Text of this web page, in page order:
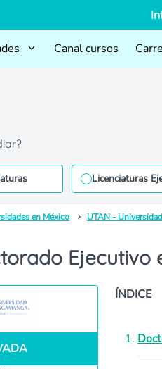
Canal cursos
Licenciaturas
en México UTAN -
Ejecutivo
ÍNDICE